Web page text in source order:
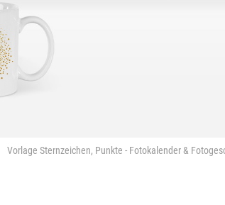
Vorlage Sternzeichen, Punkte - Fotokalender &